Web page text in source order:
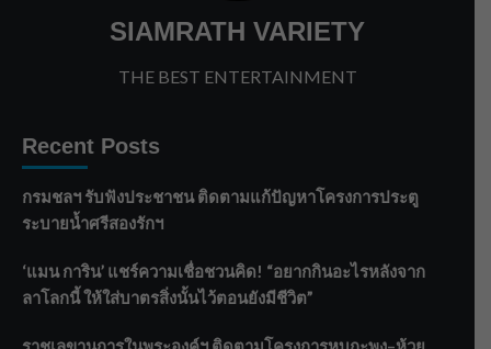
SIAMRATH VARIETY
THE BEST ENTERTAINMENT
Recent Posts
กรมชลฯ รับฟังประชาชน ติดตามแก้ปัญหาโครงการประตู
ระบายน้ำศรีสองรักฯ
‘แมน การิน’ แชร์ความเชื่อชวนคิด! “อยากกินอะไรหลังจาก
ลาโลกนี้ ให้ใส่บาตรสิ่งนั้นไว้ตอนยังมีชีวิต”